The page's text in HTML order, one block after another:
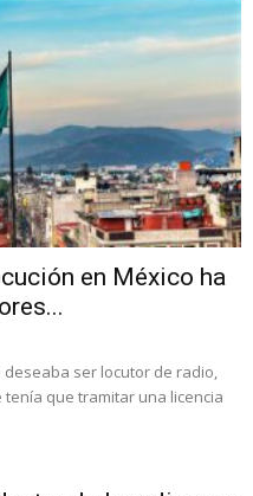
en México ha
ser locutor de radio,
que tramitar una licencia